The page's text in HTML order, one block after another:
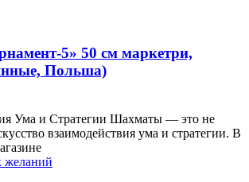
5» 50 см маркетри,
Польша)
Ума и Стратегии Шахматы — это не
взаимодействия ума и стратегии. В
желаний